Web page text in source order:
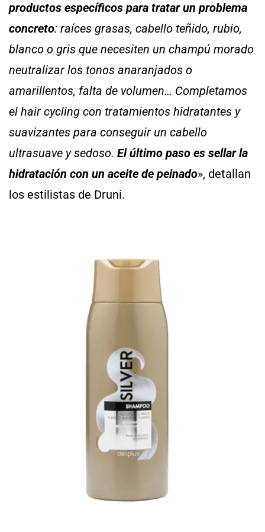
productos específicos para tratar un problema
concreto: raíces grasas, cabello teñido, rubio,
blanco o gris que necesiten un champú morado
neutralizar los tonos anaranjados o
amarillentos, falta de volumen… Completamos
el hair cycling con tratamientos hidratantes y
suavizantes para conseguir un cabello
ultrasuave y sedoso. El último paso es sellar la
hidratación con un aceite de peinado», detallan
los estilistas de Druni.